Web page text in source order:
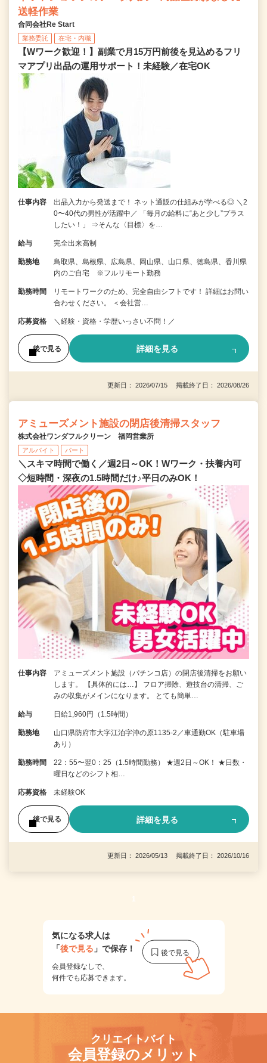
送軽作業
合同会社Re Start
業務委託 在宅・内職
【Wワーク歓迎！】副業で月15万円前後を見込めるフリ
マアプリ出品の運用サポート！未経験／在宅OK
仕事内容
出品入力から発送まで！ ネット通販の仕組みが学べる◎ ＼2
0〜40代の男性が活躍中／ 「毎月の給料に“あと少し”プラス
したい！」 ⇒そんな〈目標〉を…
給与 完全出来高制
勤務地
鳥取県、島根県、広島県、岡山県、山口県、徳島県、香川県
内のご自宅 ※フルリモート勤務
勤務時間
リモートワークのため、完全自由シフトです！ 詳細はお問い
合わせください。 ＜会社営…
応募資格 ＼経験・資格・学歴いっさい不問！／
後で見る 詳細を見る
更新日： 2026/07/15 掲載終了日： 2026/08/26
アミューズメント施設の閉店後清掃スタッフ
株式会社ワンダフルクリーン 福岡営業所
アルバイト パート
＼スキマ時間で働く／週2日～OK！Wワーク・扶養内可
◇短時間・深夜の1.5時間だけ♪平日のみOK！
仕事内容
アミューズメント施設（パチンコ店）の閉店後清掃をお願い
します。 【具体的には…】 フロア掃除、遊技台の清掃、ご
みの収集がメインになります。 とても簡単…
給与 日給1,960円（1.5時間）
勤務地
山口県防府市大字江泊字沖の原1135-2／車通勤OK（駐車場
あり）
勤務時間
22：55〜翌0：25（1.5時間勤務） ★週2日～OK！ ★日数・
曜日などのシフト相…
応募資格 未経験OK
後で見る 詳細を見る
更新日： 2026/05/13 掲載終了日： 2026/10/16
1
気になる求人は
「後で見る 」で保存！
会員登録なしで、
何件でも応募できます。
クリエイトバイト
会員登録のメリット